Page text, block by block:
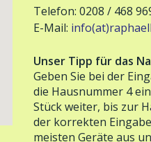
Telefon: 0208 / 468
E-Mail:
Unser Tipp für das
Geben Sie bei der
die Hausnummer 4
Stück weiter, bis zur
der korrekten
meisten Geräte aus